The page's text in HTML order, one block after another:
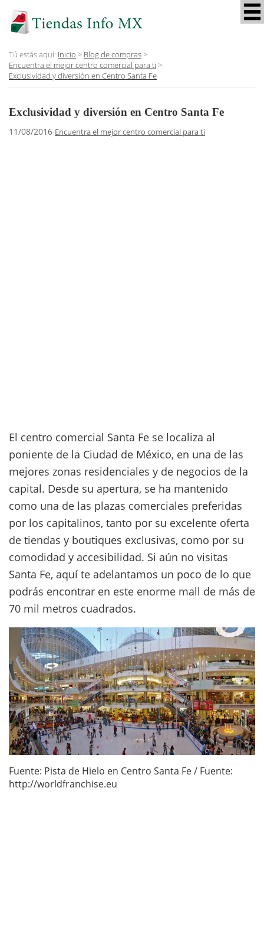
Tú estás aquí: Inicio > Blog de compras>
Encuentra el mejor centro comercial para ti >
Exclusividad y diversión en Centro Santa Fe
Exclusividad y diversión en Centro Santa Fe
11/08/2016 Encuentra el mejor centro comercial para ti
El centro comercial Santa Fe se localiza al
poniente de la Ciudad de México, en una de las
mejores zonas residenciales y de negocios de la
capital. Desde su apertura, se ha mantenido
como una de las plazas comerciales preferidas
por los capitalinos, tanto por su excelente oferta
de tiendas y boutiques exclusivas, como por su
comodidad y accesibilidad. Si aún no visitas
Santa Fe, aquí te adelantamos un poco de lo que
podrás encontrar en este enorme mall de más de
70 mil metros cuadrados.
Fuente: Pista de Hielo en Centro Santa Fe / Fuente:
http://worldfranchise.eu